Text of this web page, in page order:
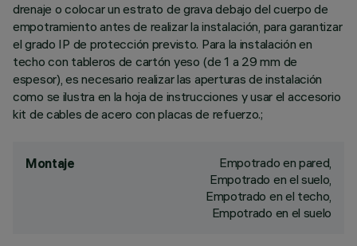
drenaje o colocar un estrato de grava debajo del cuerpo de
empotramiento antes de realizar la instalación, para garantizar
el grado IP de protección previsto. Para la instalación en
techo con tableros de cartón yeso (de 1 a 29 mm de
espesor), es necesario realizar las aperturas de instalación
como se ilustra en la hoja de instrucciones y usar el accesorio
kit de cables de acero con placas de refuerzo.;
Montaje
Empotrado en pared,
Empotrado en el suelo,
Empotrado en el techo,
Empotrado en el suelo